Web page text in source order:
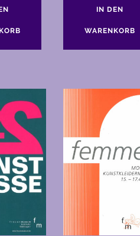
IN DEN
WARENKORB